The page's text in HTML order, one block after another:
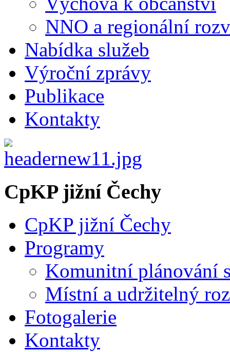
NNO a regionální
Nabídka služeb
Výroční zprávy
Publikace
Kontakty
CpKP jižní Čechy
CpKP jižní Čechy
Programy
Komunitní plánování
Místní a udržitelný
Fotogalerie
Kontakty